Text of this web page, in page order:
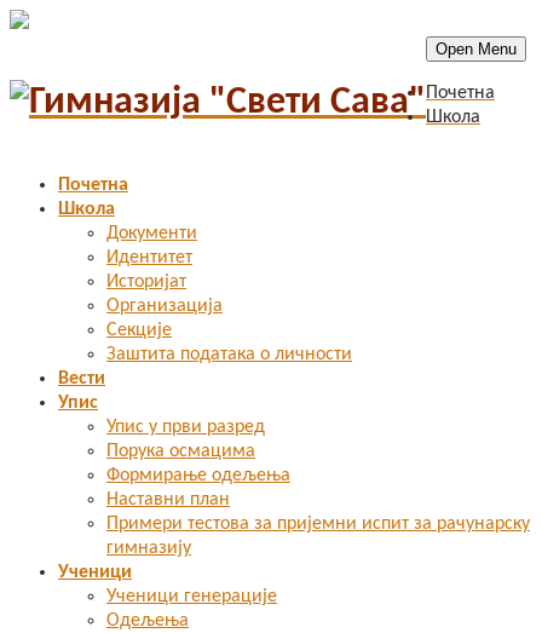
Почетна
Школа
Документи
Идентитет
Историјат
Организација
Секције
Заштита података о личности
Вести
Упис
Упис у први разред
Порука осмацима
Формирање одељења
Наставни план
Примери тестова за пријемни испит за рачунарску
гимназију
Ученици
Ученици генерације
Одељења
Open Menu
Почетна
Школа